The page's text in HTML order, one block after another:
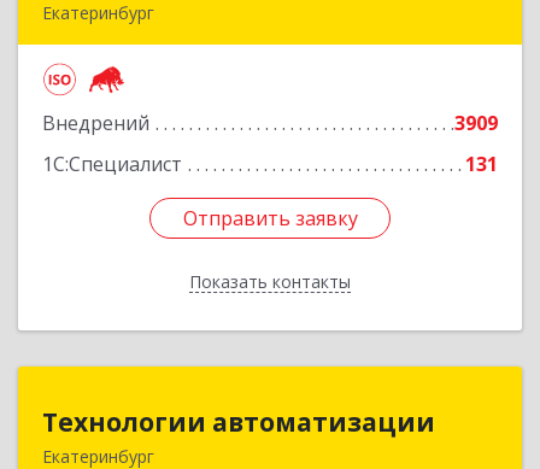
Екатеринбург
Внедрений
3909
1С:Специалист
131
Отправить заявку
Показать контакты
Подробнее
Отправить заявку
Назад
Технологии автоматизации
Екатеринбург620014, Свердловская обл, г. о. город